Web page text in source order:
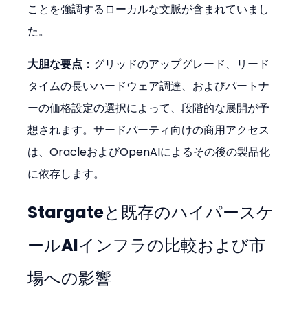
ことを強調するローカルな文脈が含まれていまし
た。
大胆な要点： グリッドのアップグレード、リード
タイムの長いハードウェア調達、およびパートナ
ーの価格設定の選択によって、段階的な展開が予
想されます。サードパーティ向けの商用アクセス
は、OracleおよびOpenAIによるその後の製品化
に依存します。
Stargateと既存のハイパースケ
ールAIインフラの比較および市
場への影響